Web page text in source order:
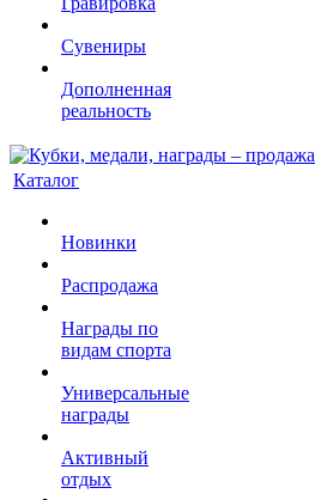
Сувениры
Дополненная
реальность
Каталог
Новинки
Распродажа
Награды по
видам спорта
Универсальные
награды
Активный
отдых